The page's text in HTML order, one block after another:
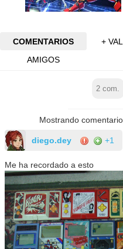
COMENTARIOS
+
AMIGOS
2 com.
Mostrando
diego.dey +1
Me ha recordado a esto